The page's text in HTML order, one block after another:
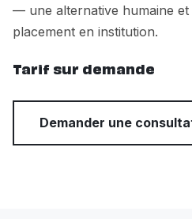
— une alternative humaine et
placement en institution.
Tarif sur demande
Demander une